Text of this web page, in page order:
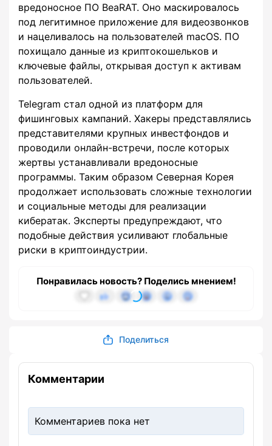
вредоносное ПО BeaRAT. Оно маскировалось
под легитимное приложение для видеозвонков
и нацеливалось на пользователей macOS. ПО
похищало данные из криптокошельков и
ключевые файлы, открывая доступ к активам
пользователей.
Telegram стал одной из платформ для
фишинговых кампаний. Хакеры представлялись
представителями крупных инвестфондов и
проводили онлайн-встречи, после которых
жертвы устанавливали вредоносные
программы. Таким образом Северная Корея
продолжает использовать сложные технологии
и социальные методы для реализации
кибератак. Эксперты предупреждают, что
подобные действия усиливают глобальные
риски в криптоиндустрии.
Понравилась новость? Поделись мнением!
Поделиться
Комментарии
Комментариев пока нет